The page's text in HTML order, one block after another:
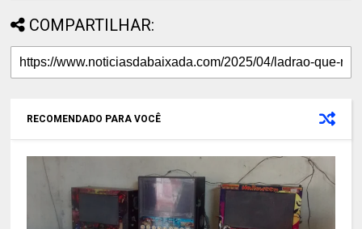
COMPARTILHAR:
RECOMENDADO PARA VOCÊ